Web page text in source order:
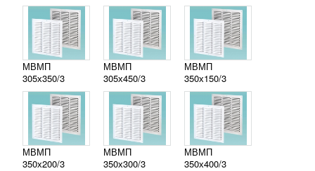
МВМП
305х350/3
МВМП
305х450/3
МВМП
350х150/3
МВМП
350х200/3
МВМП
350х300/3
МВМП
350х400/3